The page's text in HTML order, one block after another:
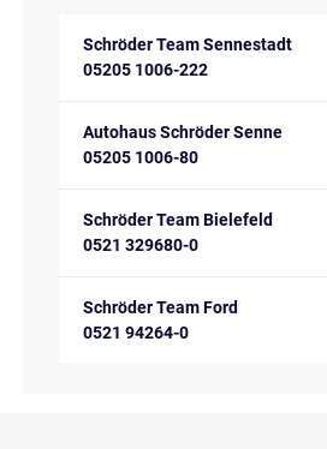
Schröder Team Sennestadt
05205 1006-222
Autohaus Schröder Senne
05205 1006-80
Schröder Team Bielefeld
0521 329680-0
Schröder Team Ford
0521 94264-0